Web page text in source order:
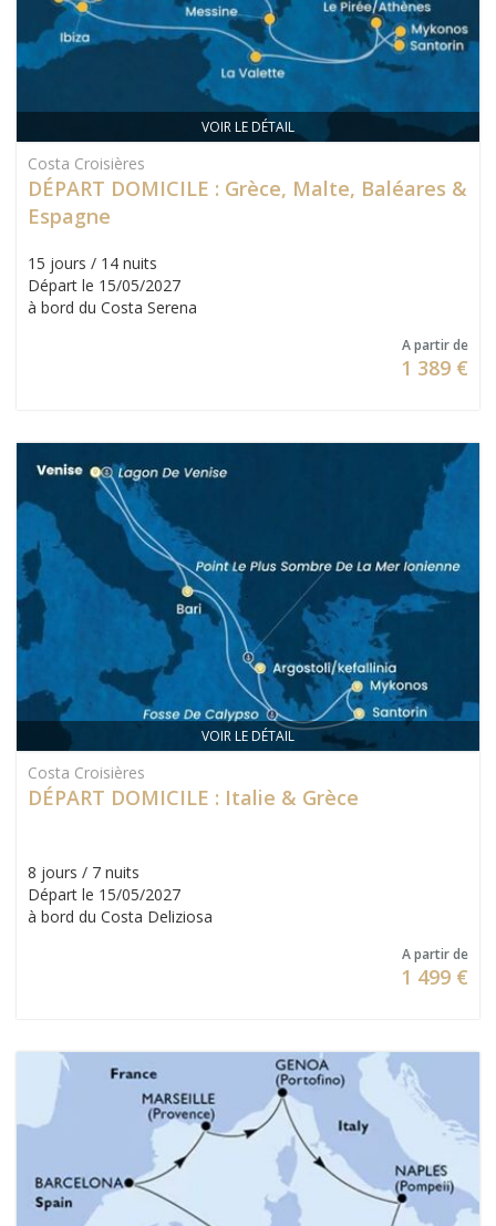
VOIR LE DÉTAIL
Costa Croisières
DÉPART DOMICILE : Grèce, Malte, Baléares &
Espagne
15 jours / 14 nuits
Départ le 15/05/2027
à bord du Costa Serena
A partir de
1 389 €
VOIR LE DÉTAIL
Costa Croisières
DÉPART DOMICILE : Italie & Grèce
8 jours / 7 nuits
Départ le 15/05/2027
à bord du Costa Deliziosa
A partir de
1 499 €